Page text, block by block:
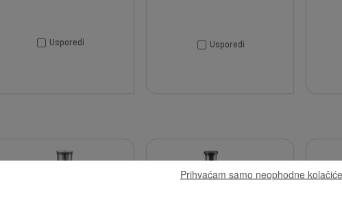
Usporedi Usporedi
Prihvaćam samo neophodne kolačiće